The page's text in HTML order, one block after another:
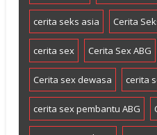
cerita seks asia Cerita
cerita sex Cerita Sex ABG
Cerita sex dewasa cerita
cerita sex pembantu ABG